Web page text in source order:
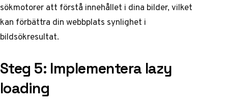
sökmotorer att förstå innehållet i dina bilder, vilket
kan förbättra din webbplats synlighet i
bildsökresultat.
Steg 5: Implementera lazy
loading